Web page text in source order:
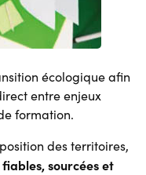
écologique afin
entre enjeux
formation.
des territoires,
sourcées et